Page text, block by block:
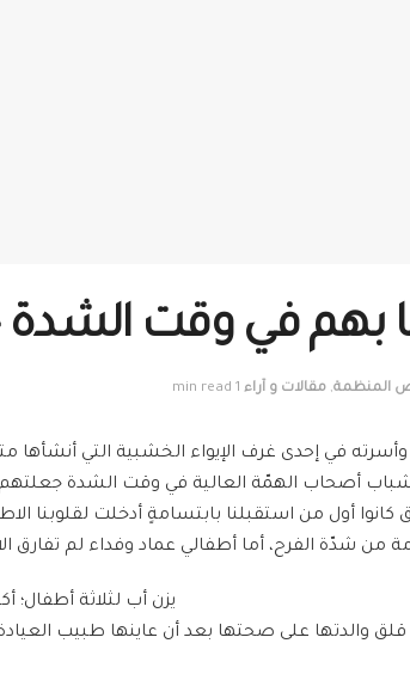
بهم في وقت الشدة
المنظمة, مقالات و آراء 1 min read
(31 عاماً) وأسرته في إحدى غرف الإيواء الخشبية التي
أصحاب الهمّة العالية في وقت الشدة جعلتهم
أول من استقبلنا بابتسامةٍ أدخلت لقلوبنا
من شدّة الفرح، أما أطفالي عماد وفداء لم
والدتها على صحتها بعد أن عاينها طبيب